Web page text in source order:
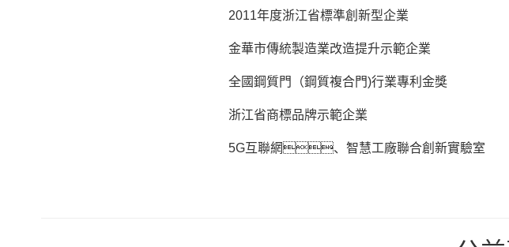
2011年度浙江省標準創新型企業
金華市傳統製造業改造提升示範企業
全國鋼質門（鋼質複合門)行業專利金獎
浙江省商標品牌示範企業
5G互聯網、智慧工廠聯合創新實驗室